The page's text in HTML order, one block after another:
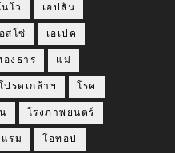
นโว เอปสัน
สโซ่ เอเปค
งธาร แม่
ปรดเกล้าฯ โรค
โรงภาพยนตร์
แรม โอทอป